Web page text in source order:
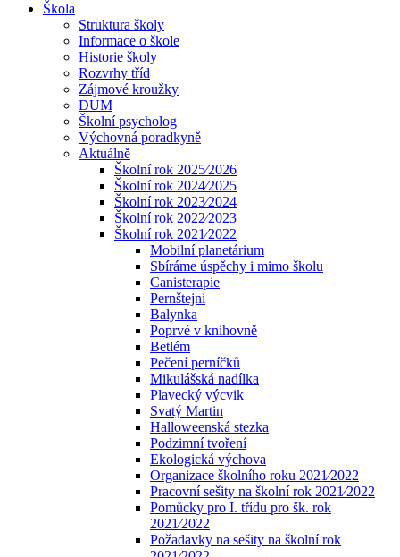
Škola
Struktura školy
Informace o škole
Historie školy
Rozvrhy tříd
Zájmové kroužky
DUM
Školní psycholog
Výchovná poradkyně
Aktuálně
Školní rok 2025⁄2026
Školní rok 2024⁄2025
Školní rok 2023⁄2024
Školní rok 2022⁄2023
Školní rok 2021⁄2022
Mobilní planetárium
Sbíráme úspěchy i mimo školu
Canisterapie
Pernštejni
Balynka
Poprvé v knihovně
Betlém
Pečení perníčků
Mikulášská nadílka
Plavecký výcvik
Svatý Martin
Halloweenská stezka
Podzimní tvoření
Ekologická výchova
Organizace školního roku 2021⁄2022
Pracovní sešity na školní rok 2021⁄2022
Pomůcky pro I. třídu pro šk. rok
2021⁄2022
Požadavky na sešity na školní rok